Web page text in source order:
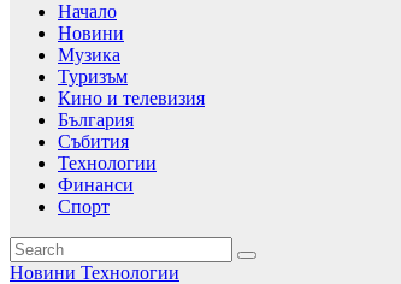
Начало
Новини
Музика
Туризъм
Кино и телевизия
България
Събития
Технологии
Финанси
Спорт
Новини Технологии